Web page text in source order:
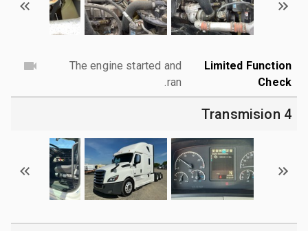
Limited Function
Check
The engine started and
ran.
4 Transmision